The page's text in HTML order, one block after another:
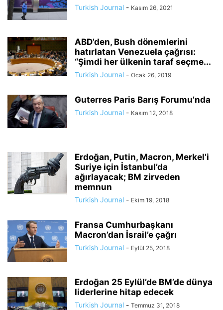
Turkish Journal - Kasım 26, 2021
ABD’den, Bush dönemlerini
hatırlatan Venezuela çağrısı:
“Şimdi her ülkenin taraf seçme...
Turkish Journal - Ocak 26, 2019
Guterres Paris Barış Forumu’nda
Turkish Journal - Kasım 12, 2018
Erdoğan, Putin, Macron, Merkel’i
Suriye için İstanbul’da
ağırlayacak; BM zirveden
memnun
Turkish Journal - Ekim 19, 2018
Fransa Cumhurbaşkanı
Macron’dan İsrail’e çağrı
Turkish Journal - Eylül 25, 2018
Erdoğan 25 Eylül’de BM’de dünya
liderlerine hitap edecek
Turkish Journal - Temmuz 31, 2018